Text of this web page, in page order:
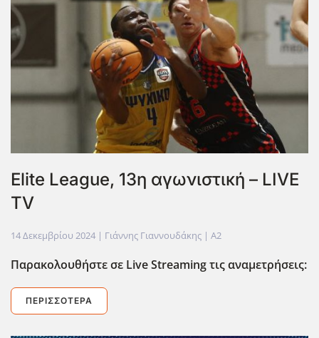
Elite League, 13η αγωνιστική – LIVE
TV
14 Δεκεμβρίου 2024 | Γιάννης Γιαννουδάκης | A2
Παρακολουθήστε σε LiveStreamingτις αναμετρήσεις:
ΠΕΡΙΣΣΌΤΕΡΑ